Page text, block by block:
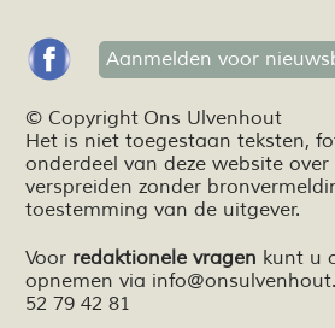
Aanmelden voor
© Copyright Ons Ulvenhout
Het is niet toegestaan teksten,
onderdeel van deze website
verspreiden zonder
toestemming van de uitgever.
Voor redaktionele vragen kunt u
opnemen via
52 79 42 81